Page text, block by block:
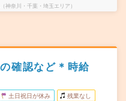
神奈川・千葉・埼玉エリア）
確認など＊時給
土日祝日が休み 残業なし